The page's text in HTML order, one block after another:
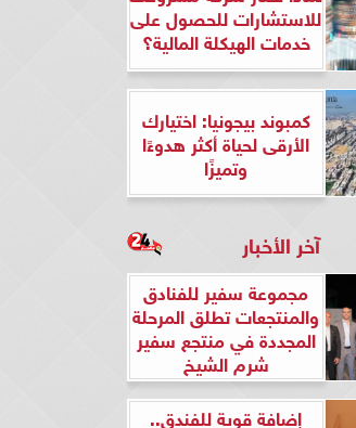
للاستشارات للحصول على
خدمات الهيكلة المالية؟
كمبوند بيجونيا: اختيارك
الأرقى لحياة أكثر هدوءًا
وتميزًا
آخر الأخبار
مجموعة سفير للفنادق
والمنتجعات تطلق المرحلة
المجددة في منتجع سفير
شرم الشيخ
إضافة قوية للفندق..